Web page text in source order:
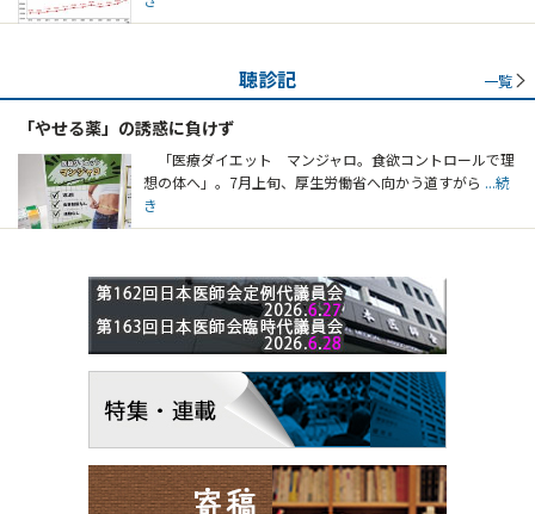
聴診記 一覧
「やせる薬」の誘惑に負けず
「医療ダイエット マンジャロ。食欲コントロールで理
想の体へ」。7月上旬、厚生労働省へ向かう道すがら ...続
き